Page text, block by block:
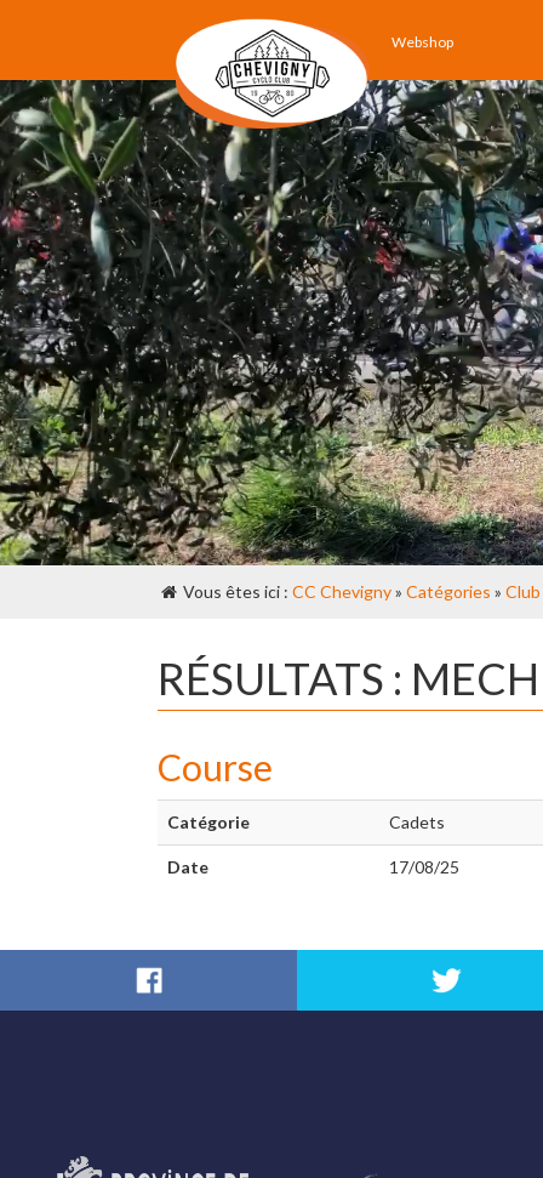
Webshop
Vous êtes ici : CC Chevigny» Catégories » Club
RÉSULTATS :
Course
Catégorie Cadets
Date 17/08/25